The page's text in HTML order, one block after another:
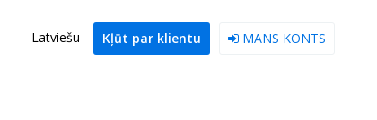
MANS KONTS
Kļūt par klientu
Latviešu